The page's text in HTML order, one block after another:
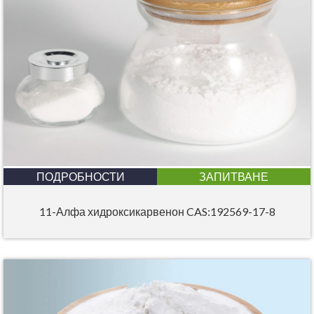
ПОДРОБНОСТИ ЗАПИТВАНЕ
11-Алфа хидроксикарвенон CAS:192569-17-8